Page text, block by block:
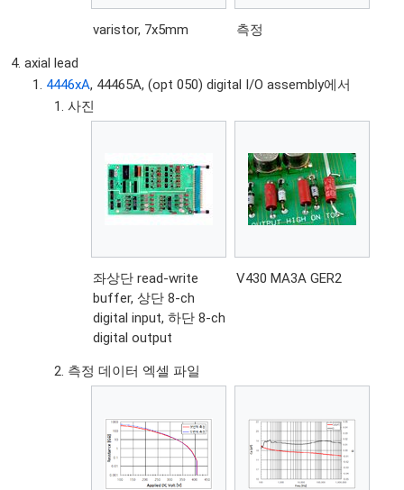
varistor, 7x5mm 측정
axial lead
4446xA, 44465A, (opt 050) digital I/O assembly에서
사진
좌상단 read-write
buffer, 상단 8-ch
digital input, 하단 8-ch
digital output
V430 MA3A GER2
측정 데이터 엑셀 파일